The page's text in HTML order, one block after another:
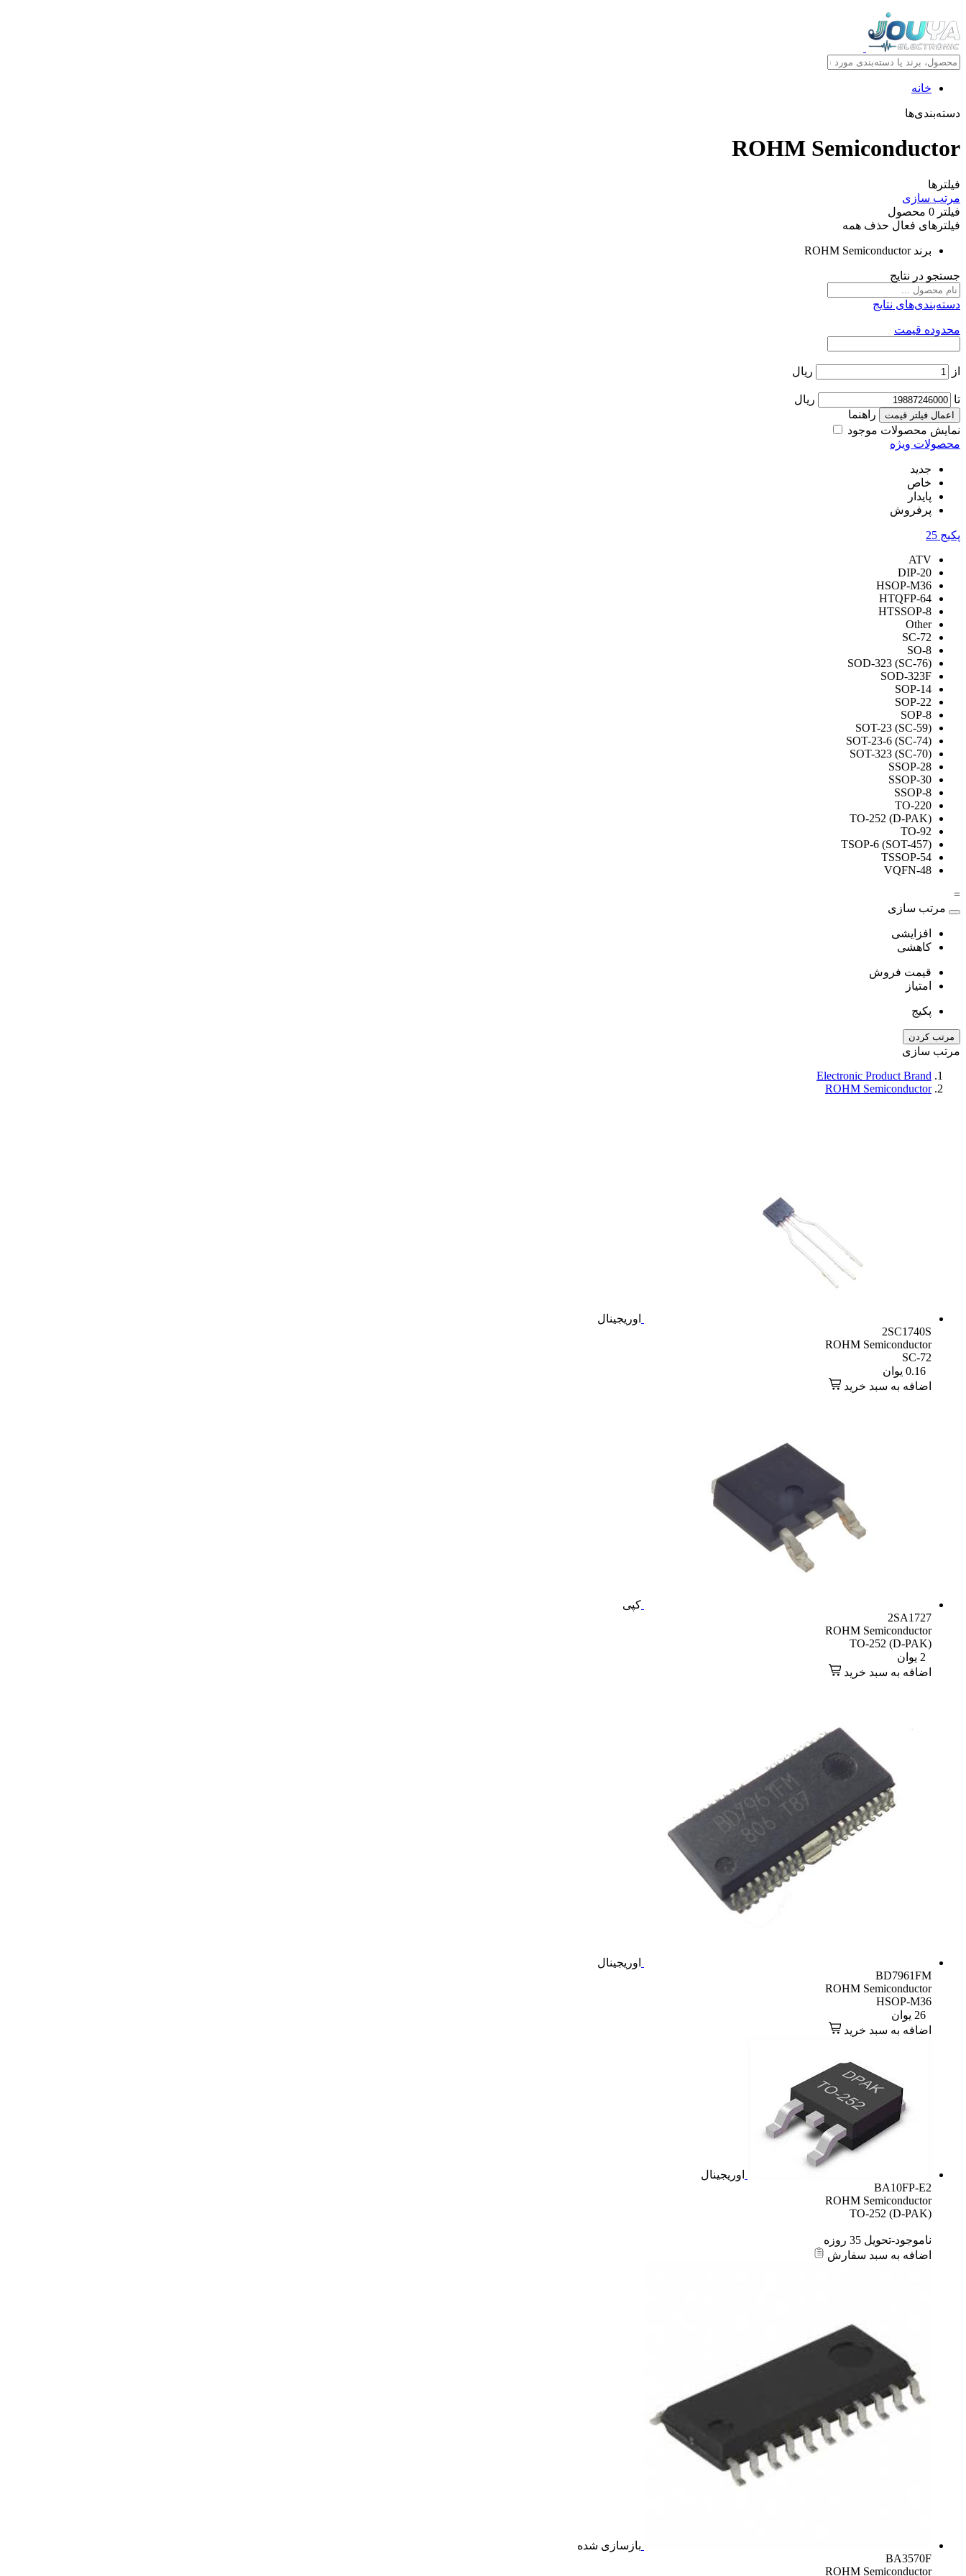
خانه
دسته‌بندی‌ها
ROHM Semiconductor
فیلترها
مرتب سازی
فیلتر 0 محصول
فیلترهای فعال حذف همه
برند ROHM Semiconductor
جستجو در نتایج
دسته‌بندی‌های نتایج
محدوده قیمت
از ریال
تا ریال
اعمال فیلتر قیمت
راهنما
نمایش محصولات موجود
محصولات ویژه
جدید
خاص
پایدار
پرفروش
پکیج 25
ATV
DIP-20
HSOP-M36
HTQFP-64
HTSSOP-8
Other
SC-72
SO-8
SOD-323 (SC-76)
SOD-323F
SOP-14
SOP-22
SOP-8
SOT-23 (SC-59)
SOT-23-6 (SC-74)
SOT-323 (SC-70)
SSOP-28
SSOP-30
SSOP-8
TO-220
TO-252 (D-PAK)
TO-92
TSOP-6 (SOT-457)
TSSOP-54
VQFN-48
=
مرتب سازی
افزایشی
کاهشی
قیمت فروش
امتیاز
پکیج
مرتب کردن
مرتب سازی
Electronic Product Brand
ROHM Semiconductor
اوریجینال
2SC1740S
ROHM Semiconductor
SC-72
0.16 یوان
اضافه به سبد خرید
کپی
2SA1727
ROHM Semiconductor
TO-252 (D-PAK)
2 یوان
اضافه به سبد خرید
اوریجینال
BD7961FM
ROHM Semiconductor
HSOP-M36
26 یوان
اضافه به سبد خرید
اوریجینال
BA10FP-E2
ROHM Semiconductor
TO-252 (D-PAK)
ناموجود-تحویل 35 روزه
اضافه به سبد سفارش
بازسازی شده
BA3570F
ROHM Semiconductor